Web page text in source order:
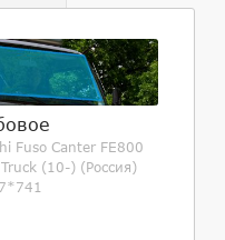
Fuso Canter FE800
(10-) (Россия)